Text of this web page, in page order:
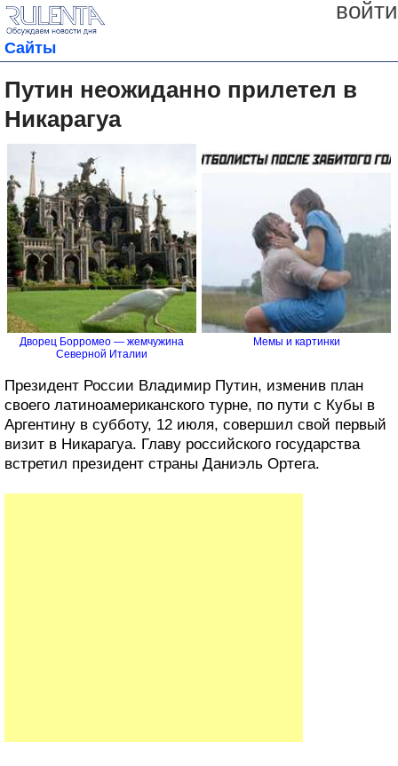
войти
Сайты
Путин неожиданно прилетел в
Никарагуа
Дворец Борромео — жемчужина
Северной Италии
Мемы и картинки
Президент России Владимир Путин, изменив план
своего латиноамериканского турне, по пути с Кубы в
Аргентину в субботу, 12 июля, совершил свой первый
визит в Никарагуа. Главу российского государства
встретил президент страны Даниэль Ортега.